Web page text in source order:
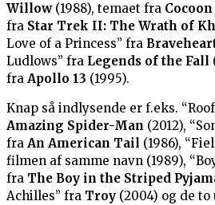
Willow(1988), temaet fra Cocoon
fra Star Trek II: The Wrath of
Love of a Princess” fra
Ludlows” fra Legends of the Fall
fra Apollo 13 (1995).
Knap så indlysende er f.eks.
Amazing Spider-Man (2012),
fra An American Tail (1986),
filmen af samme navn (1989),
fra The Boy in the Striped
Achilles” fra Troy (2004) og de